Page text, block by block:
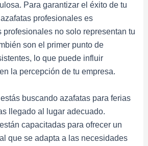
Para garantizar el éxito de tu
profesionales es
profesionales no solo representan tu
son el primer punto de
lo que puede influir
la percepción de tu empresa.
buscando azafatas para ferias
llegado al lugar adecuado.
capacitadas para ofrecer un
que se adapta a las necesidades